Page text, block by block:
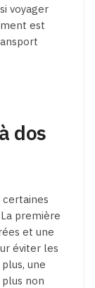
voyager
est
dos
certaines
première
et une
éviter les
une
non